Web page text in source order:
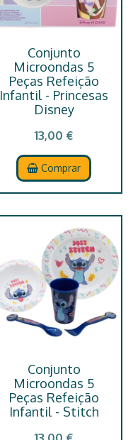
Conjunto
Microondas 5
Peças Refeição
Infantil - Princesas
Disney
13,00 €
Comprar
Conjunto
Microondas 5
Peças Refeição
Infantil - Stitch